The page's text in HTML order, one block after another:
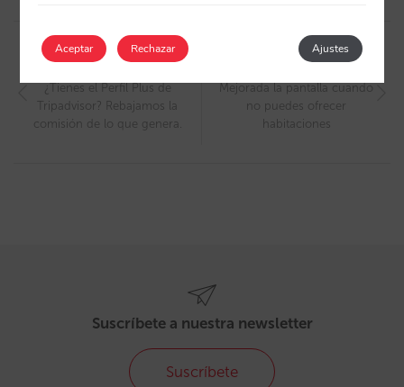
Post
navigation
Artículo anterior
¿Tienes el Perfil Plus de
Tripadvisor? Rebajamos la
comisión de lo que genera.
Artículo siguiente
Mejorada la pantalla cuando
no puedes ofrecer
habitaciones
Suscríbete a nuestra newsletter
Suscríbete
Aceptar Ajustes
Rechazar